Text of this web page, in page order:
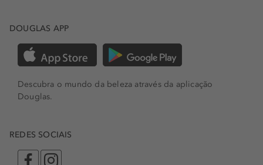
DOUGLAS APP
Descubra o mundo da beleza através da aplicação
Douglas.
REDES SOCIAIS